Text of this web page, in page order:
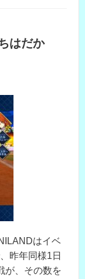
はだか
はイベ
昨年同様1日
が、その数を